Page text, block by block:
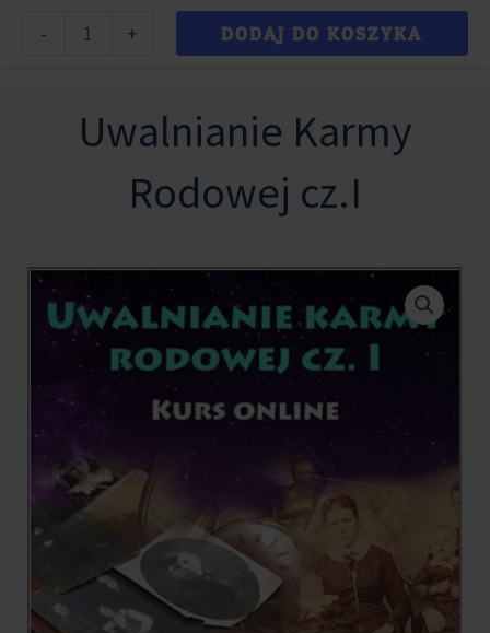
Uwalnianie Karmy
Rodowej cz.I
-
Uwalnianie
+ DODAJ DO KOSZYKA
Alternative: